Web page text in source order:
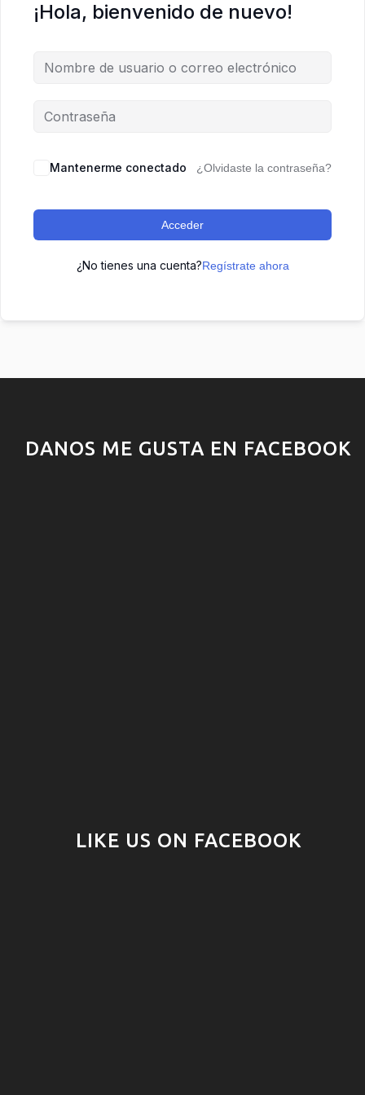
¡Hola, bienvenido de nuevo!
Mantenerme conectado ¿Olvidaste la contraseña?
Acceder
¿No tienes una cuenta?Regístrate ahora
DANOS ME GUSTA EN FACEBOOK
LIKE US ON FACEBOOK